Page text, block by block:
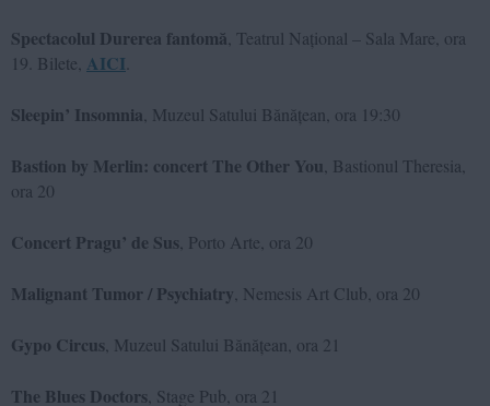
Spectacolul Durerea fantomă , Teatrul Național – Sala Mare, ora
19. Bilete, AICI
Sleepin’ Insomnia , Muzeul Satului Bănățean, ora 19:30
Bastion by Merlin: concert The Other You , Bastionul Theresia,
ora 20
Concert Pragu’ de Sus , Porto Arte, ora 20
Malignant Tumor / Psychiatry , Nemesis Art Club, ora 20
Gypo Circus , Muzeul Satului Bănățean, ora 21
The Blues Doctors , Stage Pub, ora 21